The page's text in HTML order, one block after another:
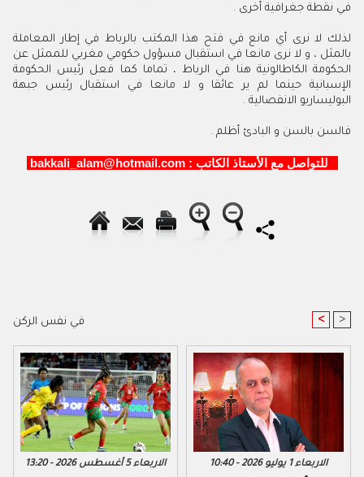
في نقطة جغرافية أخرى .
لذلك لا نرى أي مانع في فتح هذا المكتب بالرباط في إطار المعاملة
بالمثل ، و لا نرى مانعا في استقبال مسؤول حكومي مغربي للممثل عن
الحكومة الكاطالونية هنا في الرباط ، تماما كما فعل رئيس الحكومة
الإسبانية حينما لم ير عائقا و لا مانعا في استقبال رئيس جبهة
البوليساريو الانفصالية .
فالسن بالسن و البادئ أظلم .
للتواصل مع الأستاذ الكاتب : bakkali_alam@hotmail.com
في نفس الركن < >
الاربعاء 5 أغسطس 2026 - 13:20 الاربعاء 1 يوليو 2026 - 10:40